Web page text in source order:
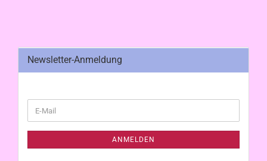
Newsletter-Anmeldung
ZUR
E-
Mail
ANMELDEN